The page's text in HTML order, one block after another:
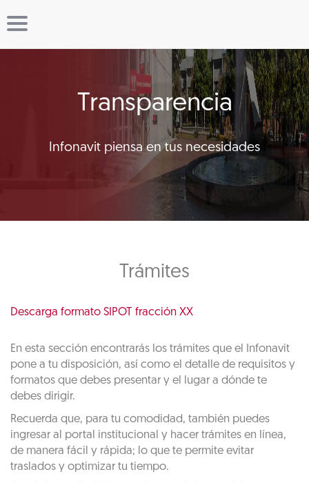
Transparencia
Infonavit piensa en tus necesidades
Trámites
Descarga formato SIPOT fracción XX
En esta sección encontrarás los trámites que el Infonavit
pone a tu disposición, así como el detalle de requisitos y
formatos que debes presentar y el lugar a dónde te
debes dirigir.
Recuerda que, para tu comodidad, también puedes
ingresar al portal institucional y hacer trámites en línea,
de manera fácil y rápida; lo que te permite evitar
traslados y optimizar tu tiempo.